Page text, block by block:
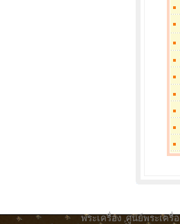
พระเครื่อง ,ศูนย์พระเครื่อ